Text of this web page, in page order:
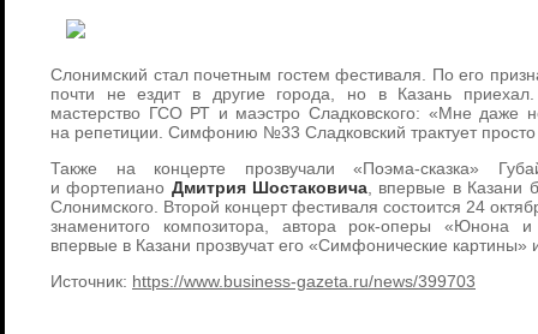
Слонимский стал почетным гостем фестиваля. По его
почти не ездит в другие города, но в Казань
мастерство ГСО РТ и маэстро Сладковского: «Мне даже
на репетиции. Симфонию №33 Сладковский трактует просто
Также на концерте прозвучали «Поэма-сказка»
и фортепиано Дмитрия Шостаковича , впервые в
Слонимского. Второй концерт фестиваля состоится 24
знаменитого композитора, автора рок-оперы «Юнона
впервые в Казани прозвучат его «Симфонические
Источник: https://www.business-gazeta.ru/news/399703